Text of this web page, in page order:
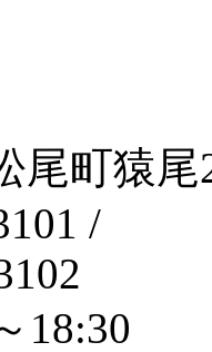
尾町猿尾
/
18:30